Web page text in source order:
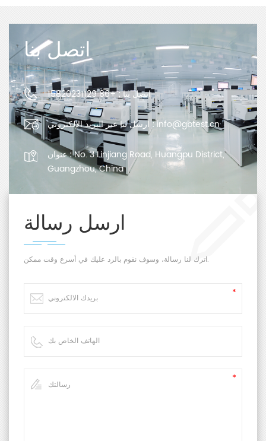
اتصل بنا
اتصل بنا :+86 15820231129
ارسل لنا عبر البريد الإلكتروني :info@gbtest.cn
عنوان :No. 3 Linjiang Road, Huangpu District,
Guangzhou, China
ارسل رسالة
اترك لنا رسالة، وسوف نقوم بالرد عليك في أسرع وقت ممكن.